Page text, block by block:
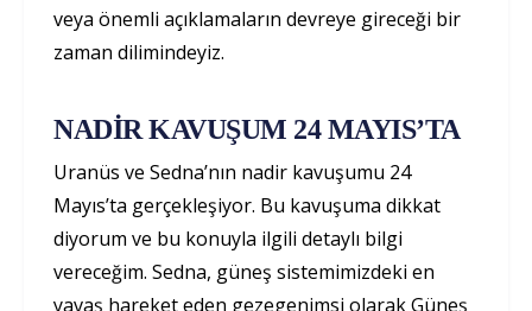
veya önemli açıklamaların devreye gireceği bir
zaman dilimindeyiz.
NADİR KAVUŞUM 24 MAYIS’TA
Uranüs ve Sedna’nın nadir kavuşumu 24
Mayıs’ta gerçekleşiyor. Bu kavuşuma dikkat
diyorum ve bu konuyla ilgili detaylı bilgi
vereceğim. Sedna, güneş sistemimizdeki en
yavaş hareket eden gezegenimsi olarak Güneş